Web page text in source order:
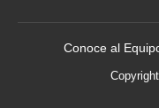
Conoce al